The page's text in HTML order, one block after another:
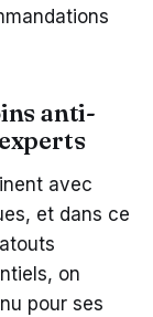
anti-
avec
et dans ce
on
pour ses